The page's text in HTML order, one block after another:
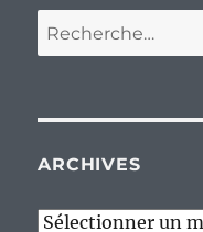
Recherche
pour :
ARCHIVES
Archives